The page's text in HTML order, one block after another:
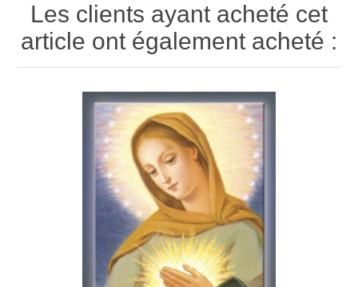
Les clients ayant acheté cet
article ont également acheté :